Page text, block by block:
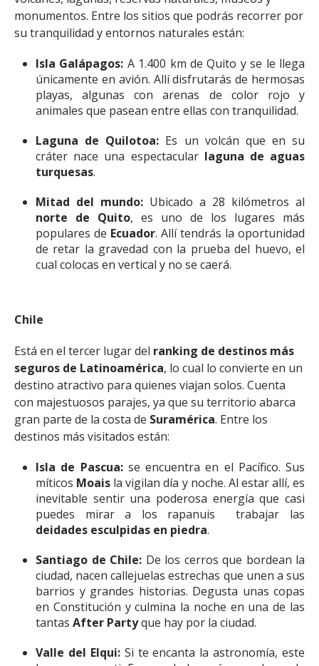
monumentos. Entre los sitios que podrás recorrer por
su tranquilidad y entornos naturales están:
Isla Galápagos: A 1.400 km de Quito y se le llega
únicamente en avión. Allí disfrutarás de hermosas
playas, algunas con arenas de color rojo y
animales que pasean entre ellas con tranquilidad.
Laguna de Quilotoa: Es un volcán que en su
cráter nace una espectacular laguna de aguas
turquesas.
Mitad del mundo: Ubicado a 28 kilómetros al
norte de Quito, es uno de los lugares más
populares de Ecuador. Allí tendrás la oportunidad
de retar la gravedad con la prueba del huevo, el
cual colocas en vertical y no se caerá.
Chile
Está en el tercer lugar del ranking de destinos más
seguros de Latinoamérica, lo cual lo convierte en un
destino atractivo para quienes viajan solos. Cuenta
con majestuosos parajes, ya que su territorio abarca
gran parte de la costa de Suramérica. Entre los
destinos más visitados están:
Isla de Pascua:se encuentra en el Pacífico. Sus
míticos Moais la vigilan día y noche. Al estar allí, es
inevitable sentir una poderosa energía que casi
puedes mirar a los rapanuis trabajar las
deidades esculpidas en piedra.
Santiago de Chile: De los cerros que bordean la
ciudad, nacen callejuelas estrechas que unen a sus
barrios y grandes historias. Degusta unas copas
en Constitución y culmina la noche en una de las
tantas After Partyque hay por la ciudad.
Valle del Elqui:Si te encanta la astronomía, este